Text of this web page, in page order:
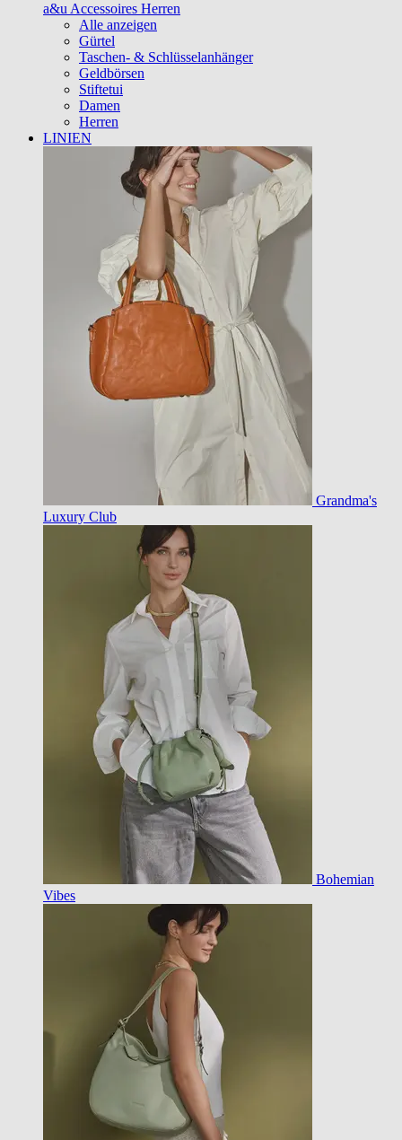
a&u Accessoires Herren
Alle anzeigen
Gürtel
Taschen- & Schlüsselanhänger
Geldbörsen
Stiftetui
Damen
Herren
LINIEN
Grandma's
Luxury Club
Bohemian
Vibes